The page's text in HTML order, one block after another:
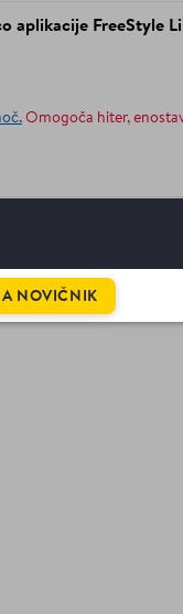
aplikacije FreeStyle
Omogoča hiter,
NOVIČNIK